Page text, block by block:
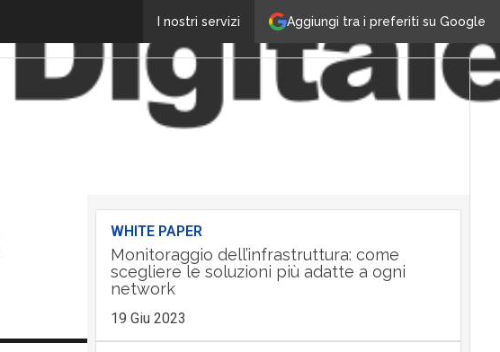
Aggiungi tra i preferiti su Google
I nostri servizi
WHITE PAPER
Monitoraggio dell’infrastruttura: come
scegliere le soluzioni più adatte a ogni
network
19 Giu 2023